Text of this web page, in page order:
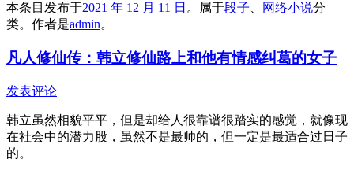
本条目发布于2021 年 12 月 11 日 。属于段子 网络小说分
类。 作者是admin。
凡人修仙传：韩立修仙路上和他有情感纠葛的女子
发表评论
韩立虽然相貌平平，但是却给人很靠谱很踏实的感觉，就像现
在社会中的潜力股，虽然不是最帅的，但一定是最适合过日子
的。